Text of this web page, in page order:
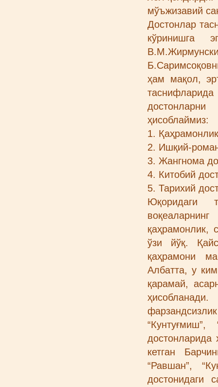
мўъжизавий
Достонлар
кўринишга
ҳам мақол,
ҳисоблаймиз:
1.
2. Ишқий-
3. Жангнома
4. Китобий
5. Тарихий
Юқоридаги
қаҳрамонлик,
ўзи йўқ.
қаҳрамони
Албатта, у
қарамай,
кетган
“Равшан”,
достонидаги